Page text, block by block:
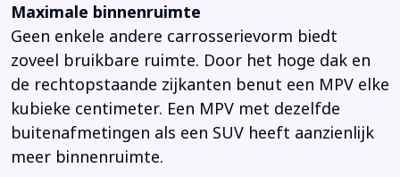
Maximale binnenruimte
Geen enkele andere carrosserievorm biedt
zoveel bruikbare ruimte. Door het hoge dak en
de rechtopstaande zijkanten benut een MPV elke
kubieke centimeter. Een MPV met dezelfde
buitenafmetingen als een SUV heeft aanzienlijk
meer binnenruimte.